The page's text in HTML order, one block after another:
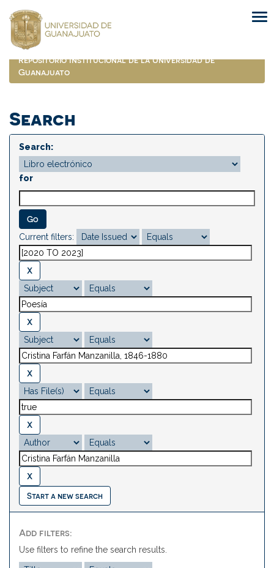
navigation
Repositorio Institucional de la Universidad de
Guanajuato
Search
Search:
for
Current filters:
Start a new search
Add filters:
Use filters to refine the search results.